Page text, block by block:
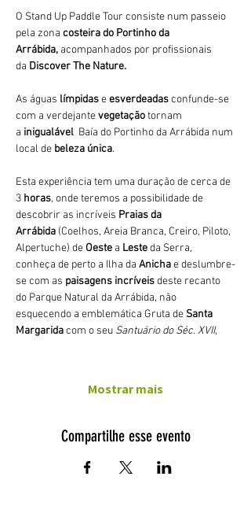
O Stand Up Paddle Tour consiste num passeio
pela zona costeira do Portinho da
Arrábida, acompanhados por profissionais
da Discover The Nature.
As águas límpidas e esverdeadas confunde-se
com a verdejante vegetação tornam
a inigualável Baía do Portinho da Arrábida num
local de beleza única.
Esta experiência tem uma duração de cerca de
3 horas, onde teremos a possibilidade de
descobrir as incríveis Praias da
Arrábida (Coelhos, Areia Branca, Creiro, Piloto,
Alpertuche) de Oeste a Leste da Serra,
conheça de perto a Ilha da Anicha e deslumbre-
se com as paisagens incríveis deste recanto
do Parque Natural da Arrábida, não
esquecendo a emblemática Gruta de Santa
Margarida com o seu Santuário do Séc. XVII,
Mostrar mais
Compartilhe esse evento